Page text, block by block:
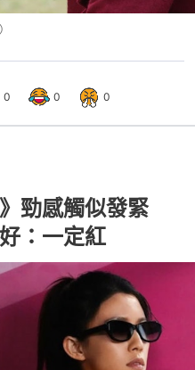
0 0 0
勁感觸似發緊
：一定紅